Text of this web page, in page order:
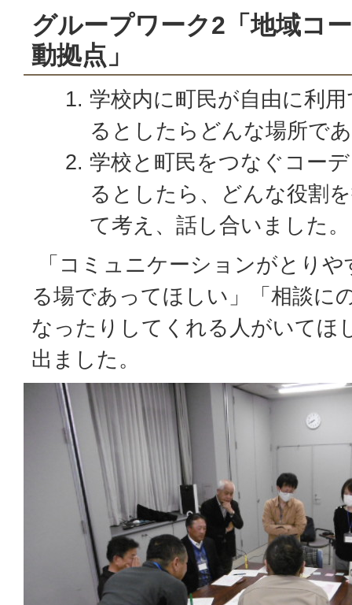
グループワーク2「地域コ
動拠点」
学校内に町民が自由に利
るとしたらどんな場所で
学校と町民をつなぐコー
るとしたら、どんな役割
て考え、話し合いました。
「コミュニケーションがとり
る場であってほしい」「相談に
なったりしてくれる人がいてほ
出ました。